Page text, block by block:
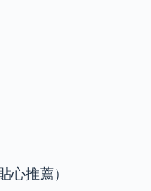
心推薦）